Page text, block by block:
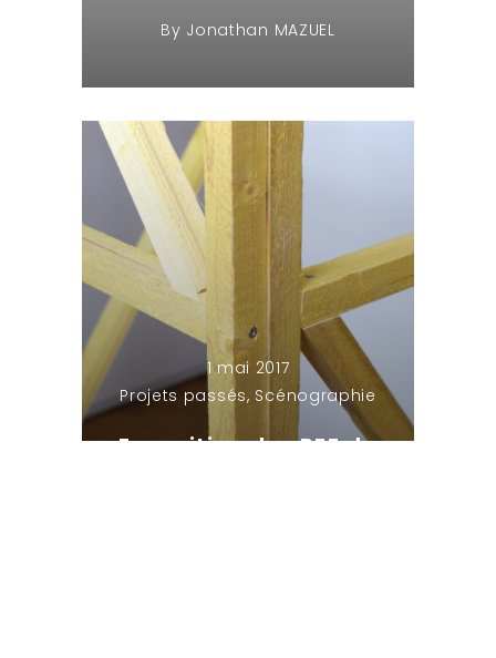
By Jonathan MAZUEL
1 mai 2017
Projets passés, Scénographie
Exposition des PFE de